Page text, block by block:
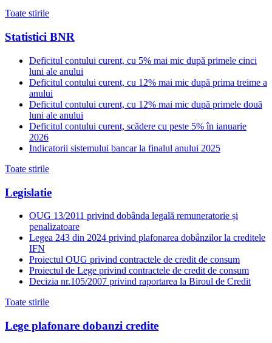
Toate stirile
Statistici BNR
Deficitul contului curent, cu 5% mai mic după primele cinci
luni ale anului
Deficitul contului curent, cu 12% mai mic după prima treime a
anului
Deficitul contului curent, cu 12% mai mic după primele două
luni ale anului
Deficitul contului curent, scădere cu peste 5% în ianuarie
2026
Indicatorii sistemului bancar la finalul anului 2025
Toate stirile
Legislatie
OUG 13/2011 privind dobânda legală remuneratorie și
penalizatoare
Legea 243 din 2024 privind plafonarea dobânzilor la creditele
IFN
Proiectul OUG privind contractele de credit de consum
Proiectul de Lege privind contractele de credit de consum
Decizia nr.105/2007 privind raportarea la Biroul de Credit
Toate stirile
Lege plafonare dobanzi credite